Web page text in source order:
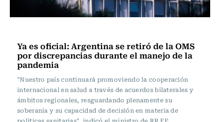
Ya es oficial: Argentina se retiró de la OMS
por discrepancias durante el manejo de la
pandemia
"Nuestro país continuará promoviendo la cooperación
internacional en salud a través de acuerdos bilaterales y
ámbitos regionales, resguardando plenamente su
soberanía y su capacidad de decisión en materia de